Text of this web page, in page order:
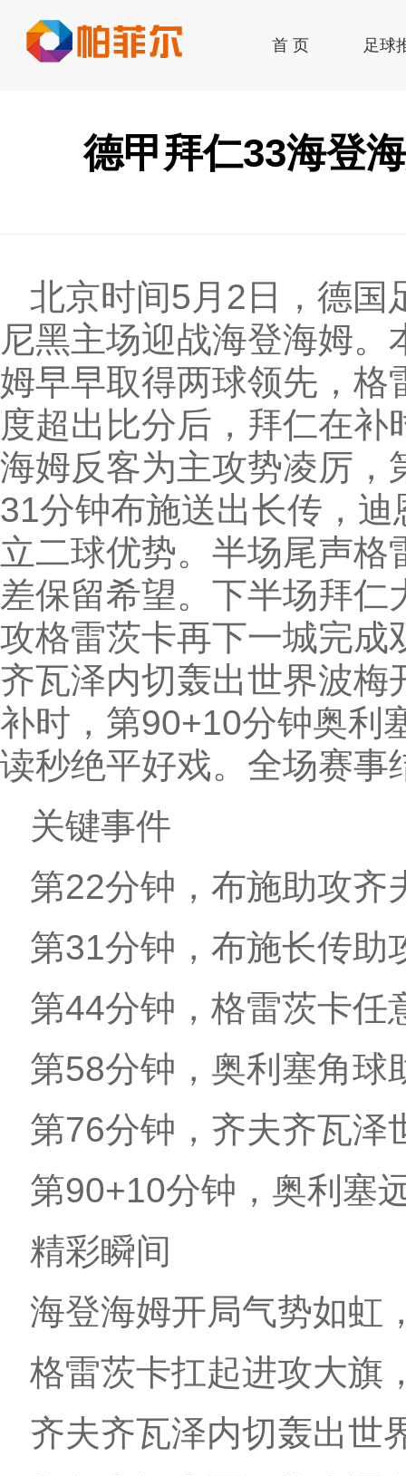
首 页 足球
签到
德甲拜仁33海登
北京时间5月2日，德国
尼黑主场迎战海登海姆
姆早早取得两球领先，格
度超出比分后，拜仁在
海姆反客为主攻势凌厉，
31分钟布施送出长传，
立二球优势。半场尾声
差保留希望。下半场拜
攻格雷茨卡再下一城完成
齐瓦泽内切轰出世界波梅
补时，第90+10分钟奥利
读秒绝平好戏。全场赛事
关键事件
第22分钟，布施助攻齐
第31分钟，布施长传助
第44分钟，格雷茨卡任
第58分钟，奥利塞角球
第76分钟，齐夫齐瓦泽
第90+10分钟，奥利塞
精彩瞬间
海登海姆开局气势如虹
格雷茨卡扛起进攻大旗
齐夫齐瓦泽内切轰出世